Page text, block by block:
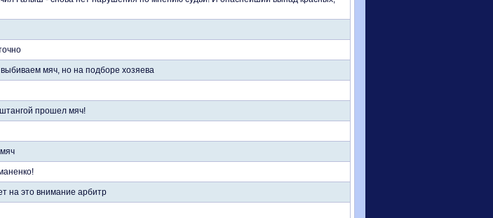
мяч, но на подборе хозяева
прошел мяч!
на это внимание арбитр